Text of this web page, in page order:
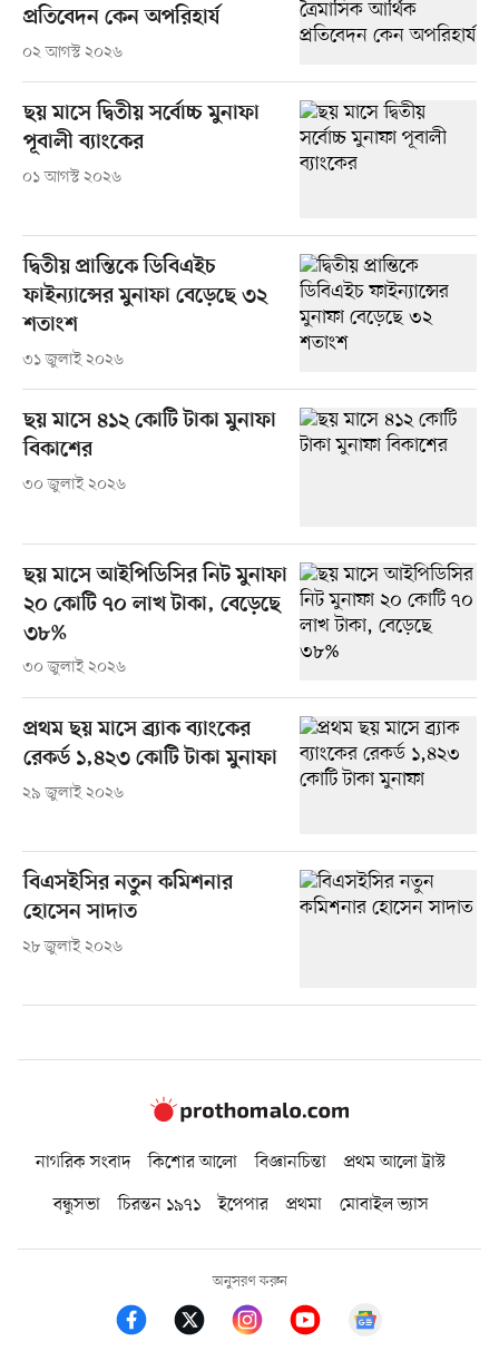
প্রতিবেদন কেন অপরিহার্য
০২ আগস্ট ২০২৬
ছয় মাসে দ্বিতীয় সর্বোচ্চ মুনাফা
পূবালী ব্যাংকের
০১ আগস্ট ২০২৬
দ্বিতীয় প্রান্তিকে ডিবিএইচ
ফাইন্যান্সের মুনাফা বেড়েছে ৩২
শতাংশ
৩১ জুলাই ২০২৬
ছয় মাসে ৪১২ কোটি টাকা মুনাফা
বিকাশের
৩০ জুলাই ২০২৬
ছয় মাসে আইপিডিসির নিট মুনাফা
২০ কোটি ৭০ লাখ টাকা, বেড়েছে
৩৮%
৩০ জুলাই ২০২৬
প্রথম ছয় মাসে ব্র্যাক ব্যাংকের
রেকর্ড ১,৪২৩ কোটি টাকা মুনাফা
২৯ জুলাই ২০২৬
বিএসইসির নতুন কমিশনার
হোসেন সাদাত
২৮ জুলাই ২০২৬
নাগরিক সংবাদ কিশোর আলো বিজ্ঞানচিন্তা
প্রথম আলো ট্রাস্ট
বন্ধুসভা
চিরন্তন ১৯৭১ ইপেপার প্রথমা মোবাইল ভ্যাস
অনুসরণ করুন